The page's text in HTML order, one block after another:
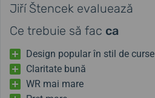
Jiří Štencek evaluează
Ce trebuie să fac ca
Design popular în stil de curse
Claritate bună
WR mai mare